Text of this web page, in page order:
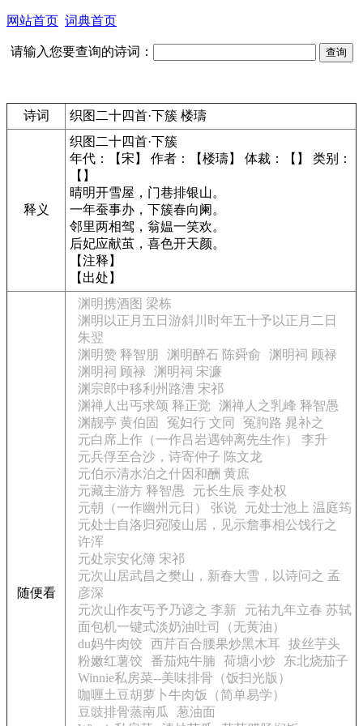
网站首页 词典首页
请输入您要查询的诗词：
诗词 织图二十四首·下簇 楼璹
释义
织图二十四首·下簇
年代：【宋】 作者：【楼璹】 体裁：【】 类别：
【】
晴明开雪屋，门巷排银山。
一年蚕事办，下簇春向阑。
邻里两相驾，翁媪一笑欢。
后妃应献茧，喜色开天颜。
【注释】
【出处】
随便看
渊明携酒图 梁栋
渊明以正月五日游斜川时年五十予以正月二日
朱翌
渊明赞 释智朋
渊明醉石 陈舜俞
渊明祠 顾禄
渊明祠 顾禄
渊明祠 宋濂
渊宗郎中移利州路漕 宋祁
渊禅人出丐求颂 释正觉
渊禅人之乳峰 释智愚
渊靓亭 黄伯固
冤妇行 文同
冤胊路 晁补之
元白席上作（一作吕岩遇钟离先生作） 李升
元兵俘至合沙，诗寄仲子 陈文龙
元伯示清水泊之什因和酬 黄庶
元藏主游方 释智愚
元长生辰 李处权
元朝（一作幽州元日） 张说
元处士池上 温庭筠
元处士自洛归宛陵山居，见示詹事相公饯行之
许浑
元处宗安化簿 宋祁
元次山居武昌之樊山，新春大雪，以诗问之 孟
彦深
元次山作友丐予乃谚之 李新
元祐九年立春 苏轼
面包机一键式淡奶油吐司（无黄油）
du妈牛肉饺
西芹百合腰果炒黑木耳
拔丝芋头
粉嫩红薯饺
番茄炖牛腩 荷塘小炒
东北烧茄子
Winnie私房菜--美味排骨（饭扫光版）
咖喱土豆胡萝卜牛肉饭（简单易学）
豆豉排骨蒸南瓜
葱油面